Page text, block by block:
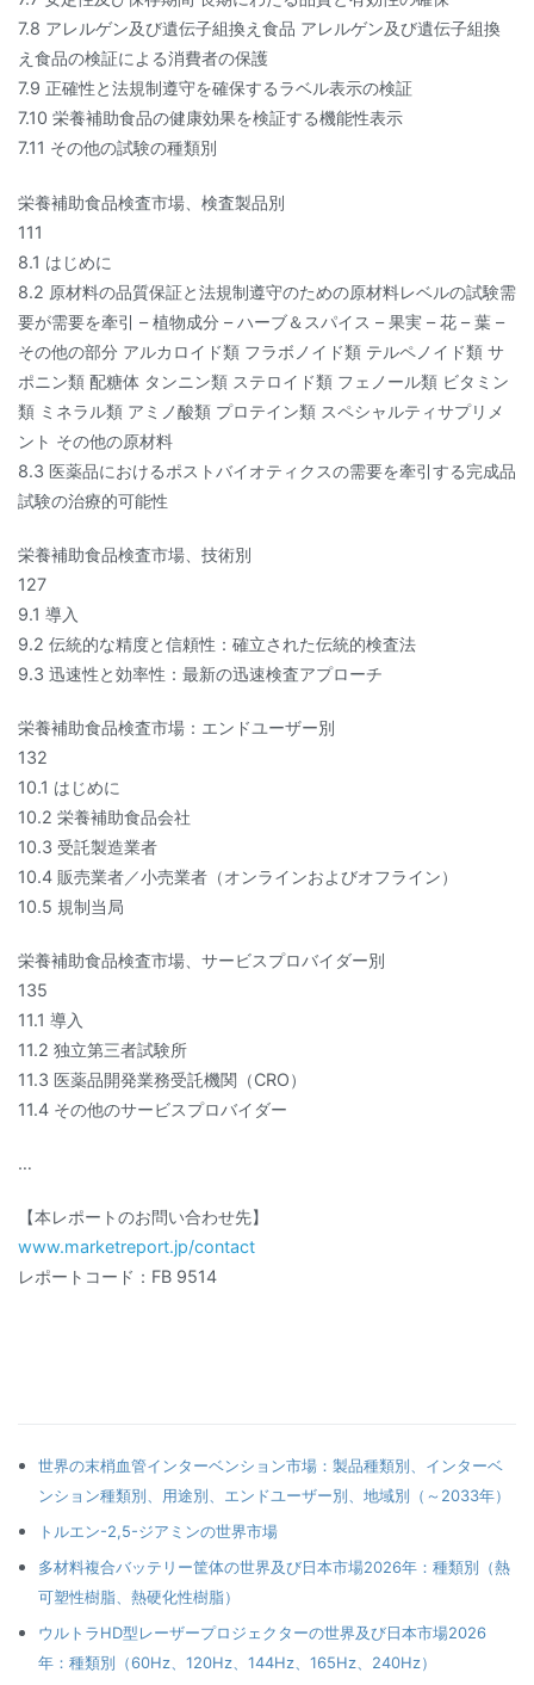
7.8 アレルゲン及び遺伝子組換え食品 アレルゲン及び遺伝子組換
え食品の検証による消費者の保護
7.9 正確性と法規制遵守を確保するラベル表示の検証
7.10 栄養補助食品の健康効果を検証する機能性表示
7.11 その他の試験の種類別
栄養補助食品検査市場、検査製品別
111
8.1 はじめに
8.2 原材料の品質保証と法規制遵守のための原材料レベルの試験需
要が需要を牽引 – 植物成分 – ハーブ＆スパイス – 果実 – 花 – 葉 –
その他の部分 アルカロイド類 フラボノイド類 テルペノイド類 サ
ポニン類 配糖体 タンニン類 ステロイド類 フェノール類 ビタミン
類 ミネラル類 アミノ酸類 プロテイン類 スペシャルティサプリメ
ント その他の原材料
8.3 医薬品におけるポストバイオティクスの需要を牽引する完成品
試験の治療的可能性
栄養補助食品検査市場、技術別
127
9.1 導入
9.2 伝統的な精度と信頼性：確立された伝統的検査法
9.3 迅速性と効率性：最新の迅速検査アプローチ
栄養補助食品検査市場：エンドユーザー別
132
10.1 はじめに
10.2 栄養補助食品会社
10.3 受託製造業者
10.4 販売業者／小売業者（オンラインおよびオフライン）
10.5 規制当局
栄養補助食品検査市場、サービスプロバイダー別
135
11.1 導入
11.2 独立第三者試験所
11.3 医薬品開発業務受託機関（CRO）
11.4 その他のサービスプロバイダー
…
【本レポートのお問い合わせ先】
www.marketreport.jp/contact
レポートコード：FB 9514
世界の末梢血管インターベンション市場：製品種類別、インターベ
ンション種類別、用途別、エンドユーザー別、地域別（～2033年）
トルエン-2,5-ジアミンの世界市場
多材料複合バッテリー筐体の世界及び日本市場2026年：種類別（熱
可塑性樹脂、熱硬化性樹脂）
ウルトラHD型レーザープロジェクターの世界及び日本市場2026
年：種類別（60Hz、120Hz、144Hz、165Hz、240Hz）